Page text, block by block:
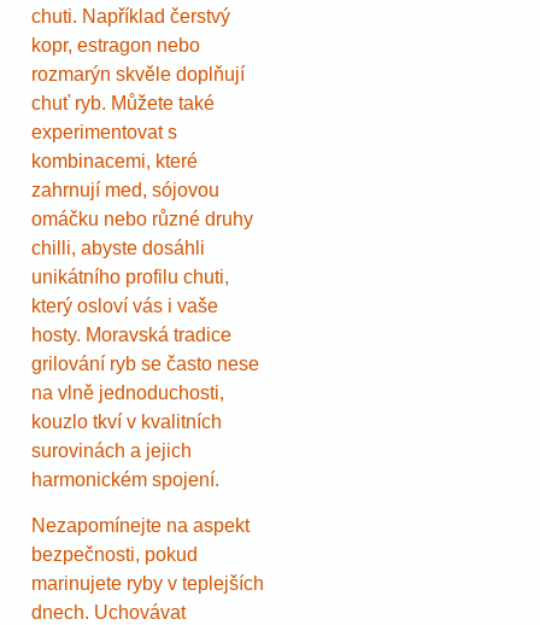
chuti. Například čerstvý
kopr, estragon nebo
rozmarýn skvěle doplňují
chuť ryb. Můžete také
experimentovat s
kombinacemi, které
zahrnují med, sójovou
omáčku nebo různé druhy
chilli, abyste dosáhli
unikátního profilu chuti,
který osloví vás i vaše
hosty. Moravská tradice
grilování ryb se často nese
na vlně jednoduchosti,
kouzlo tkví v kvalitních
surovinách a jejich
harmonickém spojení.
Nezapomínejte na aspekt
bezpečnosti, pokud
marinujete ryby v teplejších
dnech. Uchovávat